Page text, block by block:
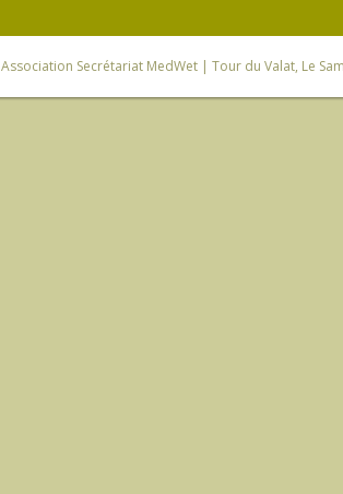
Association Secrétariat MedWet | Tour du Valat, Le